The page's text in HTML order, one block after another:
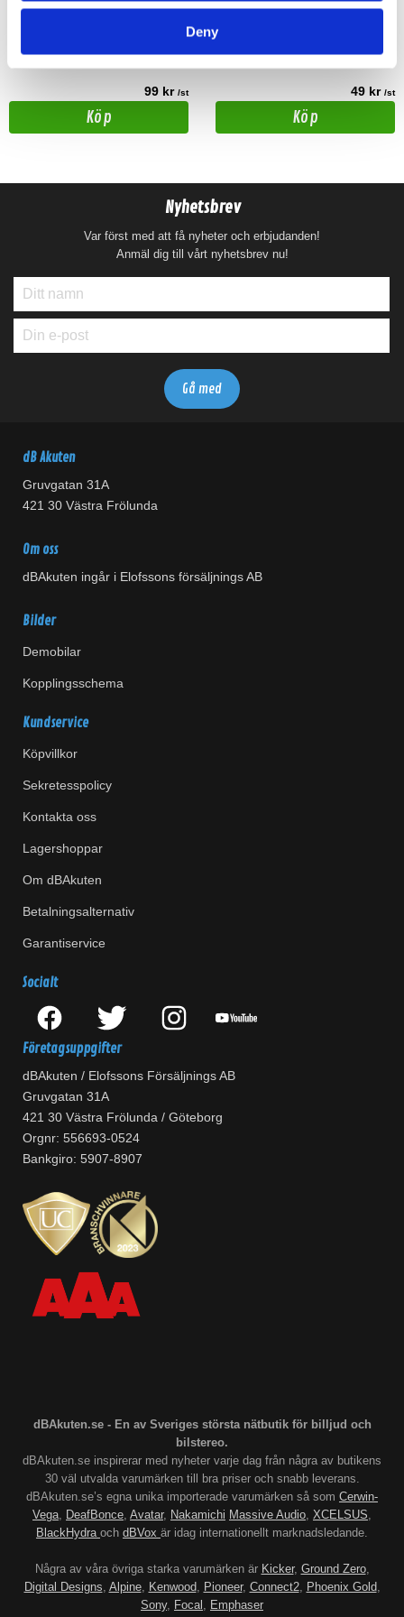
Deny
Fästklämmor för 35mm kabel.
99 kr /st
Köp
RCA 2xHane till 1xHona
49 kr /st
Köp
Nyhetsbrev
Var först med att få nyheter och erbjudanden!
Anmäl dig till vårt nyhetsbrev nu!
dB Akuten
Gruvgatan 31A
421 30 Västra Frölunda
Om oss
dBAkuten ingår i Elofssons försäljnings AB
Bilder
Demobilar
Kopplingsschema
Kundservice
Köpvillkor
Sekretesspolicy
Kontakta oss
Lagershoppar
Om dBAkuten
Betalningsalternativ
Garantiservice
Socialt
Företagsuppgifter
dBAkuten / Elofssons Försäljnings AB
Gruvgatan 31A
421 30 Västra Frölunda / Göteborg
Orgnr: 556693-0524
Bankgiro: 5907-8907
dBAkuten.se - En av Sveriges största nätbutik för billjud och
bilstereo.
dBAkuten.se inspirerar med nyheter varje dag från några av butikens
30 väl utvalda varumärken till bra priser och snabb leverans.
dBAkuten.se’s egna unika importerade varumärken så som Cerwin-
Vega, DeafBonce, Avatar, Nakamichi Massive Audio, XCELSUS,
BlackHydra och dBVox är idag internationellt marknadsledande.
Några av våra övriga starka varumärken är Kicker, Ground Zero,
Digital Designs, Alpine, Kenwood, Pioneer, Connect2, Phoenix Gold,
Sony, Focal , Emphaser